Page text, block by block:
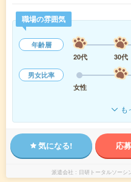
職場の雰囲気
年齢層
20代
30代
男女比率
女性
も
気になる! 応
派遣会社 日研トータルソー